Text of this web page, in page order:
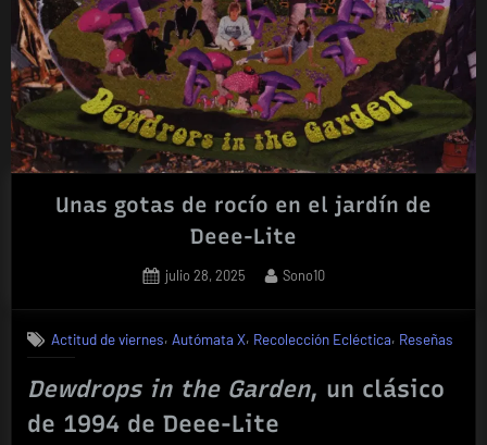
Unas gotas de rocío en el jardín de
Deee-Lite
Posted
julio 28, 2025 By
Sono10
Actitud de viernes, Autómata X, Recolección Ecléctica, Reseñas
Dewdrops in the Garden, un clásico
de 1994 de Deee-Lite